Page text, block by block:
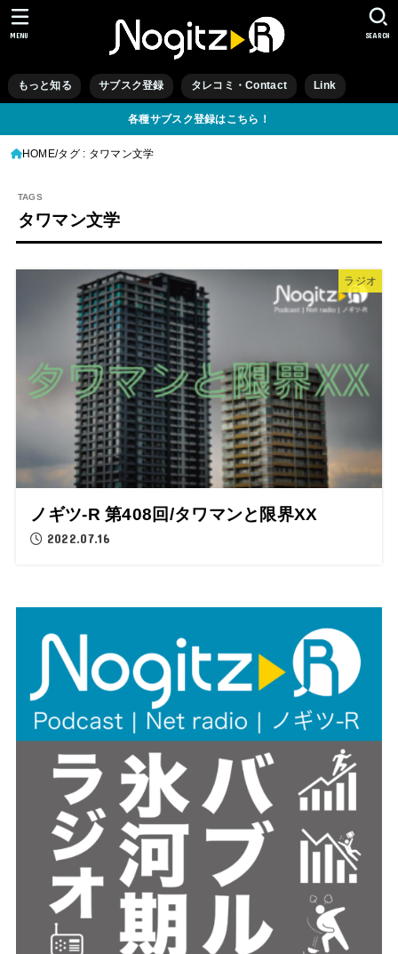
もっと知る サブスク登録 タレコミ・Contact Link
SEARCH
MENU
各種サブスク登録はこちら！
HOME タグ : タワマン文学
タワマン文学
ラジオ
ノギツ-R 第408回/タワマンと限界XX
2022.07.16